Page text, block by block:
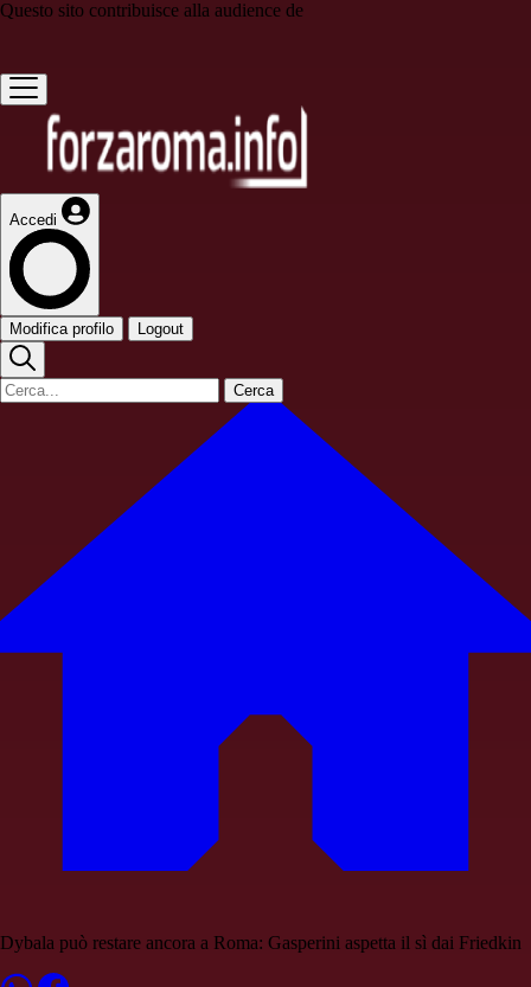
Questo sito contribuisce alla audience de
Accedi
Modifica profilo Logout
Cerca
Dybala può restare ancora a Roma: Gasperini aspetta il sì dai Friedkin